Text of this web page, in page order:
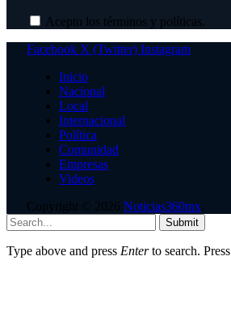
Acepto los términos y políticas.
Facebook X (Twitter) Instagram
Inicio
Nacional
Local
Internacional
Política
Comunidad
Empresas
Videos
Copyright © 2026 Noticias360mx
Submit
Type above and press Enterto search. Press